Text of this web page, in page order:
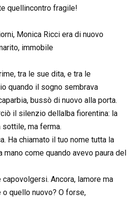
quellincontro fragile!
Monica Ricci era di nuovo
immobile
tra le sue dita, e tra le
quando il sogno sembrava
bussò di nuovo alla porta.
il silenzio dellalba fiorentina: la
ma ferma.
Ha chiamato il tuo nome tutta la
mano come quando avevo paura del
Ancora, lamore ma
quello nuovo? O forse,